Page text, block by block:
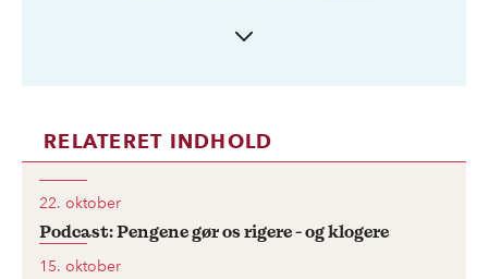
Vi hører altid om de store grene på
videnskabens træ - fysik, kemi, sociologi osv.
- men hver gren rummer en enorm
mangfoldighed og rigdom af små,
RELATERET INDHOLD
22. oktober
Podcast: Pengene gør os rigere - og klogere
15. oktober